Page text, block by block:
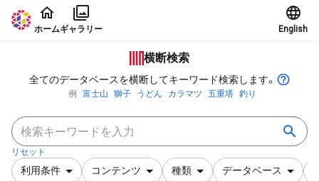
本文に飛ぶ
ホームギャラリー English
横断検索
全てのデータベースを横断してキーワード検索します。
例 富士山 獅子 うどん カラマツ 五重塔 釣り
リセット
利用条件 コンテンツ 種類 データベース